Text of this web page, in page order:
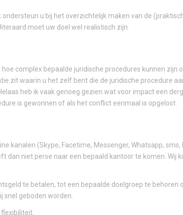
u bij het overzichtelijk maken van de
moet uw doel wel realistisch zijn.
complex bepaalde juridische procedures kunnen zijn
zit waarin u het zelf bent die de juridische procedure
heb ik vaak genoeg gezien wat voor impact een
is gewonnen of als het conflict eenmaal is opgelost.
kanalen (Skype, Facetime, Messenger, Whatsapp,
dan niet perse naar een bepaald kantoor te komen. Wij
te betalen, tot een bepaalde doelgroep te
snel geboden worden.